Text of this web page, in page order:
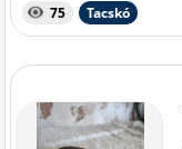
75 Tacskó